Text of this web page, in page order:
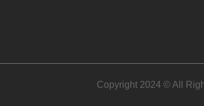
Copyright 2024 © All